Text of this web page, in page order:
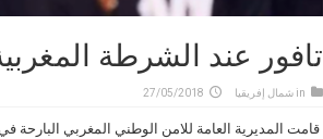
تافور عند الشرطة
in شمال إفريقيا 27/05/2018
قامت المديرية العامة للامن الوطني المغربي البارحة